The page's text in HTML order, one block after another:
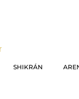
SHIKRÁN